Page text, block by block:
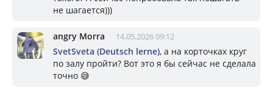
не шагается)))
angry Morra 14.05.2026 09:12
SvetSveta (Deutsch lerne), а на корточках круг
по залу пройти? Вот это я бы сейчас не сделала
точно 😅